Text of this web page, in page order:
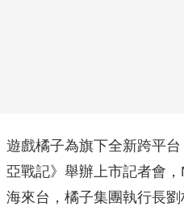
遊戲橘子為旗下全新跨平
亞戰記》舉辦上市記者會
海來台，橘子集團執行長